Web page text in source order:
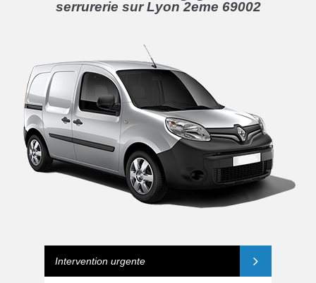
serrurerie sur Lyon 2eme 69002
Intervention urgente